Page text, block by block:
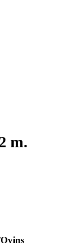
m.